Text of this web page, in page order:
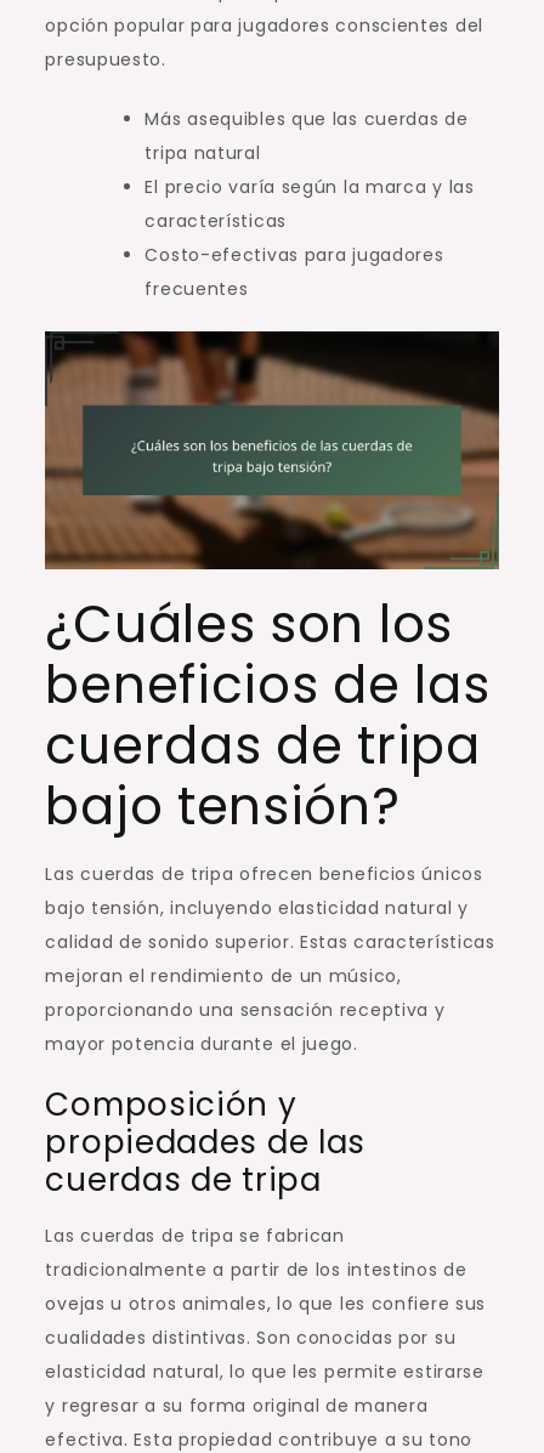
opción popular para jugadores conscientes del
presupuesto.
Más asequibles que las cuerdas de
tripa natural
El precio varía según la marca y las
características
Costo-efectivas para jugadores
frecuentes
¿Cuáles son los
beneficios de las
cuerdas de tripa
bajo tensión?
Las cuerdas de tripa ofrecen beneficios únicos
bajo tensión, incluyendo elasticidad natural y
calidad de sonido superior. Estas características
mejoran el rendimiento de un músico,
proporcionando una sensación receptiva y
mayor potencia durante el juego.
Composición y
propiedades de las
cuerdas de tripa
Las cuerdas de tripa se fabrican
tradicionalmente a partir de los intestinos de
ovejas u otros animales, lo que les confiere sus
cualidades distintivas. Son conocidas por su
elasticidad natural, lo que les permite estirarse
y regresar a su forma original de manera
efectiva. Esta propiedad contribuye a su tono